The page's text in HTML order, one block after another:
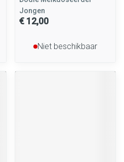
Jongen
€ 12,00
Niet beschikbaar